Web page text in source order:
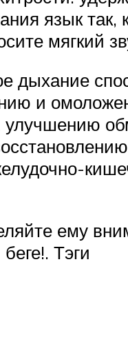
язык так,
мягкий
дыхание
и
улучшению
ему
Тэги